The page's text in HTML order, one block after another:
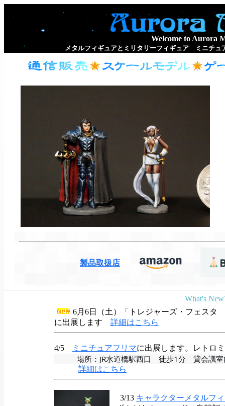
Welcome to Aurora
メタルフィギュアとミリタリーフィギュア ミニチュ
製品取扱店
What's
6月6日（土）「トレジャーズ・フェスタ
に出展します 詳細はこちら
4/5 ミニチュアフリマに出展します。レトロ
場所：JR水道橋駅西口　徒歩1分　貸会議室
詳細はこちら
3/13 キャラクターメタルフ